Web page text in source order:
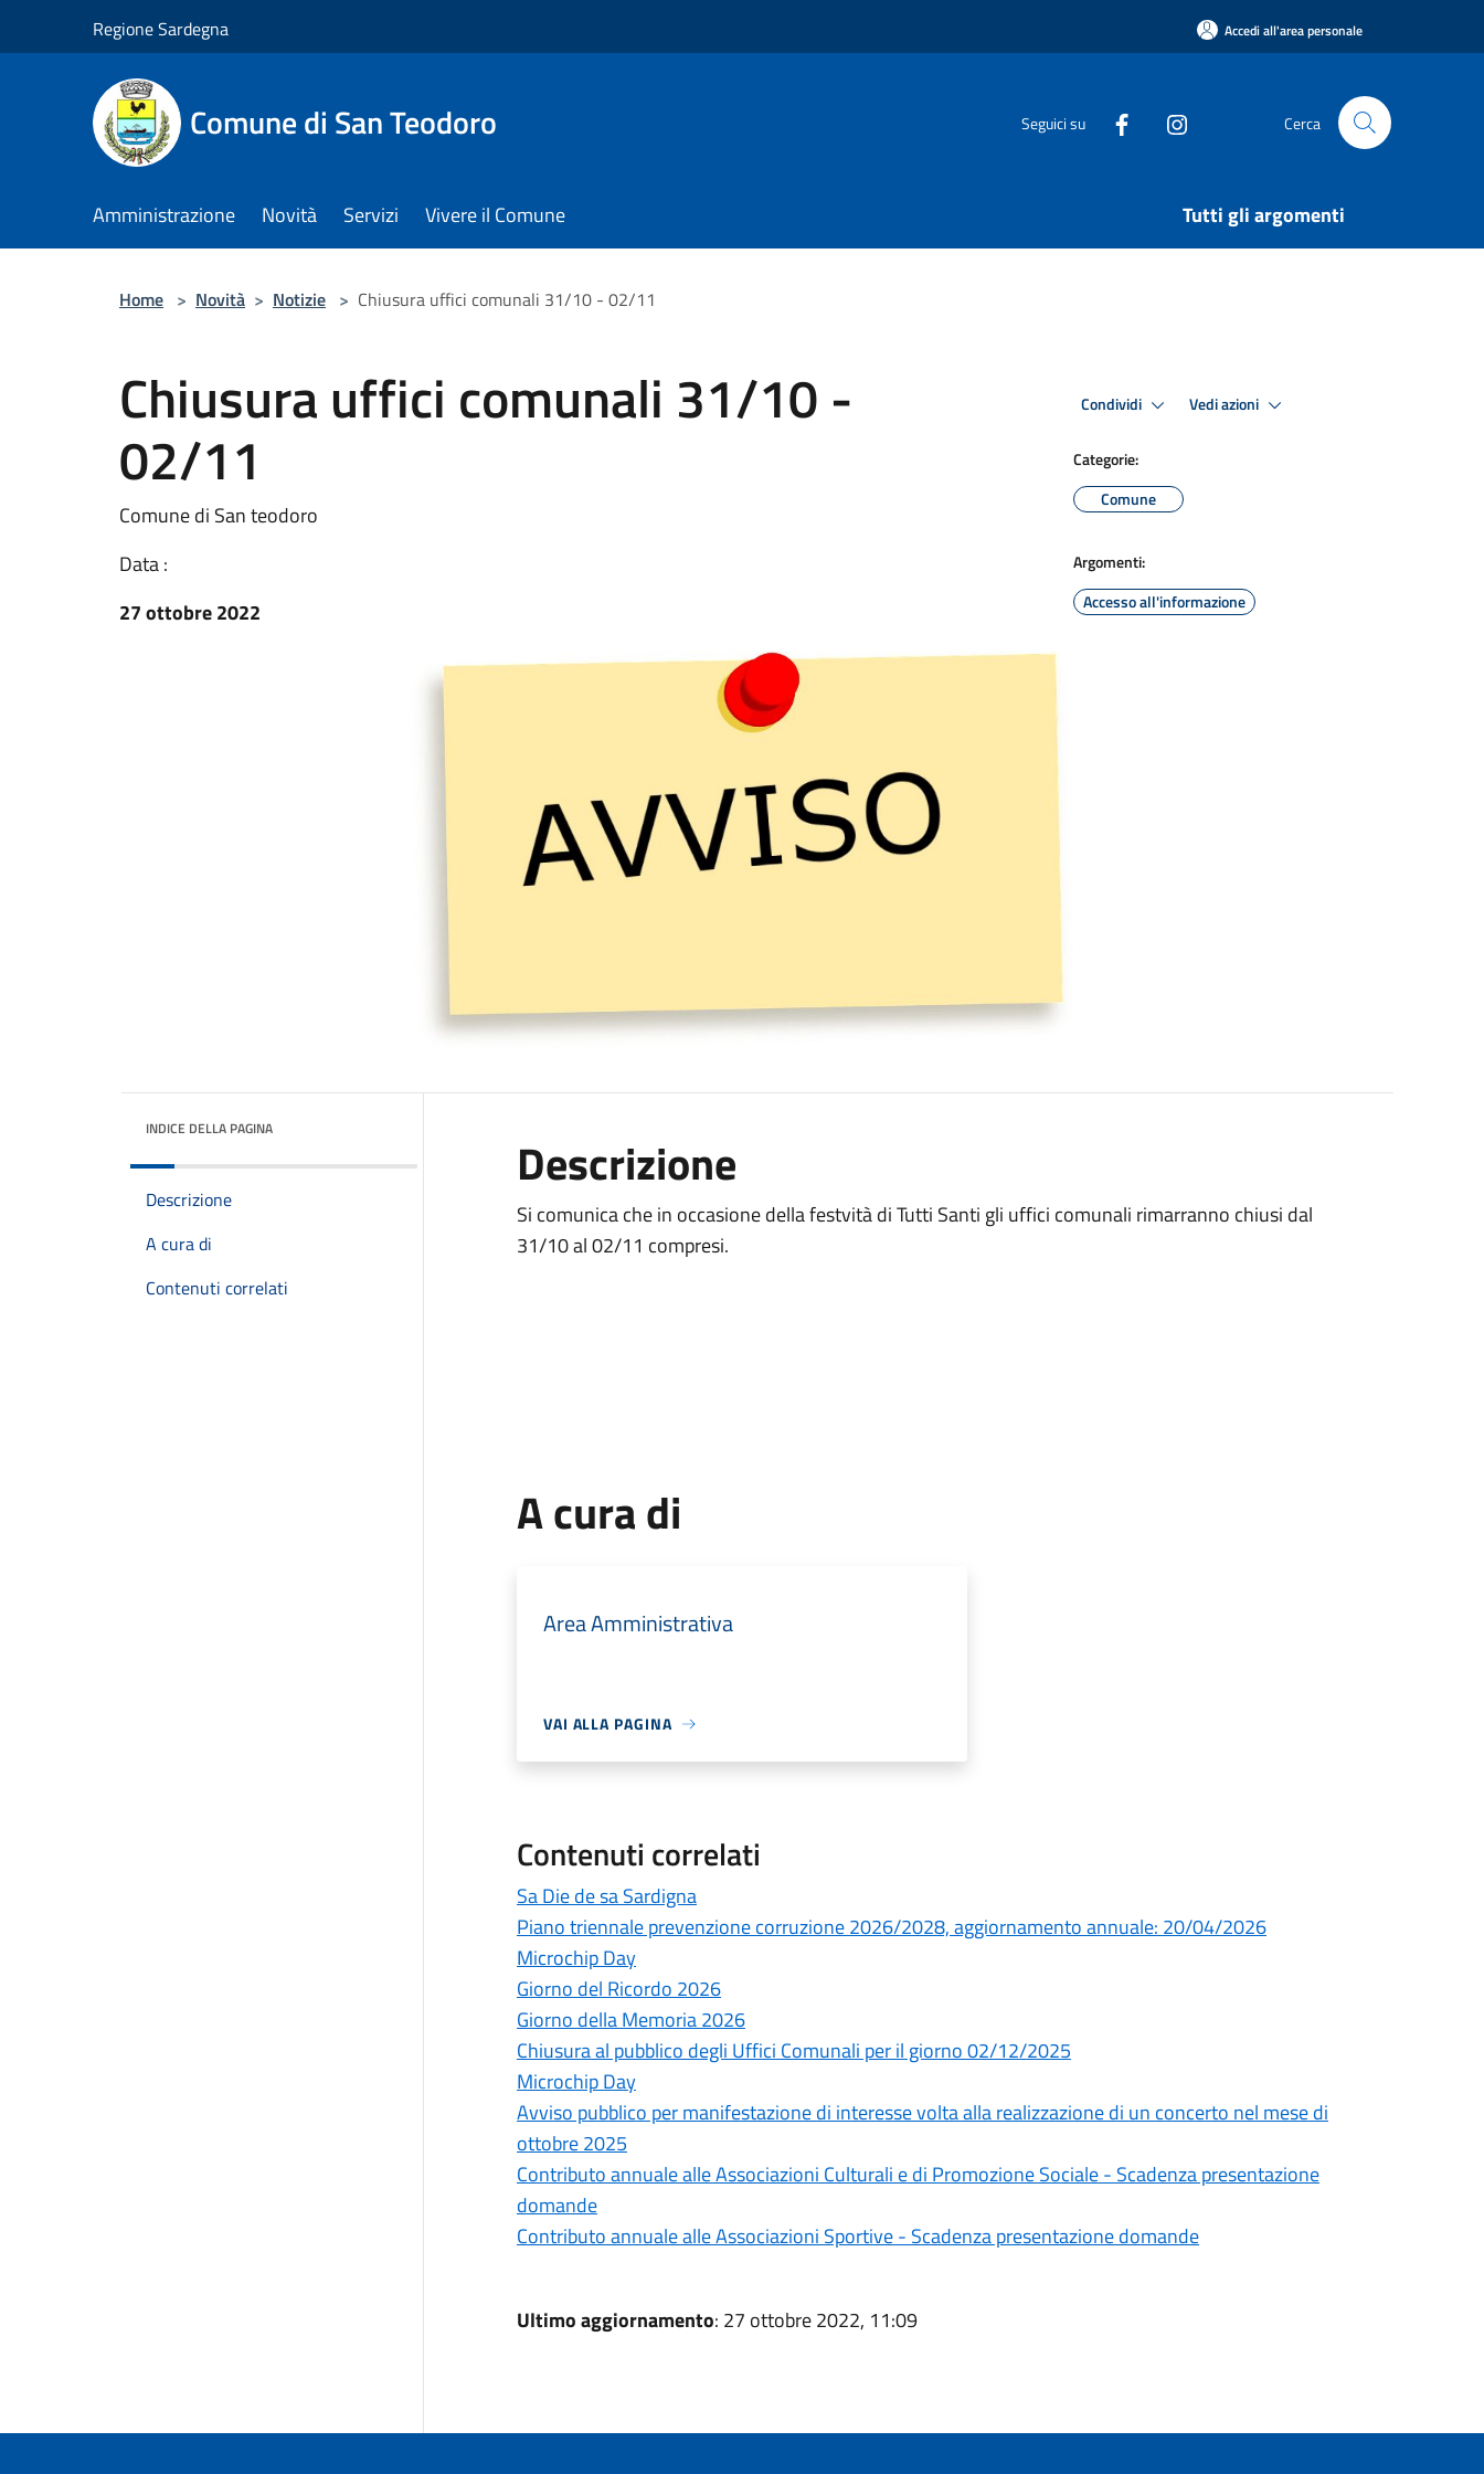
Regione Sardegna Accedi all'area personale
Comune di San Teodoro Seguici su Cerca
Amministrazione Novità Servizi Vivere il Comune Tutti gli argomenti
Home > Novità > Notizie > Chiusura uffici comunali 31/10 - 02/11
Chiusura uffici comunali 31/10 -
02/11
Comune di San teodoro
Data :
27 ottobre 2022
Condividi Vedi azioni
Categorie:
Comune
Argomenti:
Accesso all'informazione
INDICE DELLA PAGINA
Descrizione
A cura di
Contenuti correlati
Descrizione
Si comunica che in occasione della festvità di Tutti Santi gli uffici comunali rimarranno chiusi dal
31/10 al 02/11 compresi.
A cura di
Area Amministrativa
VAI ALLA PAGINA
Contenuti correlati
Sa Die de sa Sardigna
Piano triennale prevenzione corruzione 2026/2028, aggiornamento annuale: 20/04/2026
Microchip Day
Giorno del Ricordo 2026
Giorno della Memoria 2026
Chiusura al pubblico degli Uffici Comunali per il giorno 02/12/2025
Microchip Day
Avviso pubblico per manifestazione di interesse volta alla realizzazione di un concerto nel mese di
ottobre 2025
Contributo annuale alle Associazioni Culturali e di Promozione Sociale - Scadenza presentazione
domande
Contributo annuale alle Associazioni Sportive - Scadenza presentazione domande
Ultimo aggiornamento: 27 ottobre 2022, 11:09